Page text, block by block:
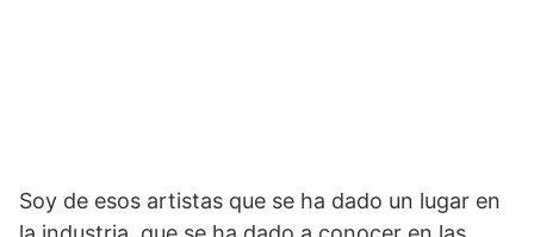
Soy de esos artistas que se ha dado un lugar en